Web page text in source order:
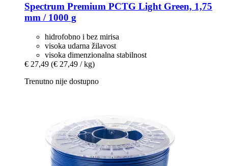
Spectrum Premium PCTG Light Green, 1,75
mm / 1000 g
hidrofobno i bez mirisa
visoka udarna žilavost
visoka dimenzionalna stabilnost
€ 27,49 (€ 27,49 / kg)
Trenutno nije dostupno